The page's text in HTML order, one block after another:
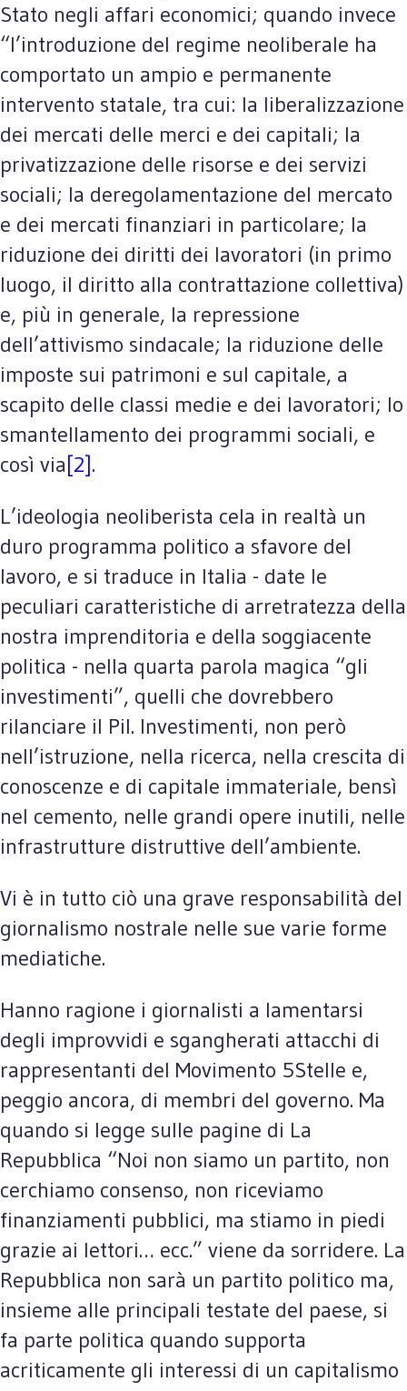
Stato negli affari economici; quando invece
“l’introduzione del regime neoliberale ha
comportato un ampio e permanente
intervento statale, tra cui: la liberalizzazione
dei mercati delle merci e dei capitali; la
privatizzazione delle risorse e dei servizi
sociali; la deregolamentazione del mercato
e dei mercati finanziari in particolare; la
riduzione dei diritti dei lavoratori (in primo
luogo, il diritto alla contrattazione collettiva)
e, più in generale, la repressione
dell’attivismo sindacale; la riduzione delle
imposte sui patrimoni e sul capitale, a
scapito delle classi medie e dei lavoratori; lo
smantellamento dei programmi sociali, e
così via[2].
L’ideologia neoliberista cela in realtà un
duro programma politico a sfavore del
lavoro, e si traduce in Italia - date le
peculiari caratteristiche di arretratezza della
nostra imprenditoria e della soggiacente
politica - nella quarta parola magica “gli
investimenti”, quelli che dovrebbero
rilanciare il Pil. Investimenti, non però
nell’istruzione, nella ricerca, nella crescita di
conoscenze e di capitale immateriale, bensì
nel cemento, nelle grandi opere inutili, nelle
infrastrutture distruttive dell’ambiente.
Vi è in tutto ciò una grave responsabilità del
giornalismo nostrale nelle sue varie forme
mediatiche.
Hanno ragione i giornalisti a lamentarsi
degli improvvidi e sgangherati attacchi di
rappresentanti del Movimento 5Stelle e,
peggio ancora, di membri del governo. Ma
quando si legge sulle pagine di La
Repubblica “Noi non siamo un partito, non
cerchiamo consenso, non riceviamo
finanziamenti pubblici, ma stiamo in piedi
grazie ai lettori… ecc.” viene da sorridere. La
Repubblica non sarà un partito politico ma,
insieme alle principali testate del paese, si
fa parte politica quando supporta
acriticamente gli interessi di un capitalismo